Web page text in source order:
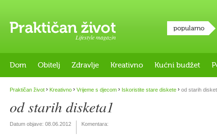
Lifestyle magazin
popularno
Dom Obitelj Zdravlje Kreativno Kućni budžet
Praktičan život › Kreativno › Vrijeme s djecom › Iskoristite stare diskete › od starih
od starih disketa1
Datum objave: 08.06.2012 Komentara: